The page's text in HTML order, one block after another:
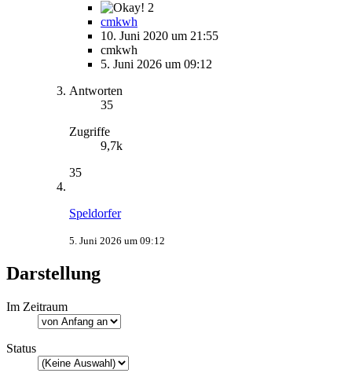
2
cmkwh
10. Juni 2020 um 21:55
cmkwh
5. Juni 2026 um 09:12
Antworten
35
Zugriffe
9,7k
35
Speldorfer
5. Juni 2026 um 09:12
Darstellung
Im Zeitraum
Status